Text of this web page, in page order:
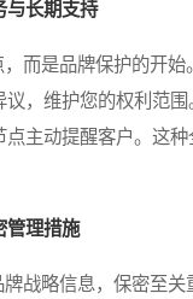
与长期支持
是品牌保护的开始
，维护您的权利范
主动提醒客户。这
管理措施
略信息，保密至关